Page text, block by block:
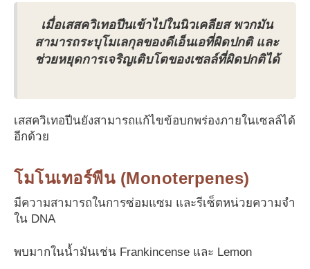
เมื่อเสสควิเทอปีนเข้าไปในนิวเคลียส พวกมัน
สามารถระบุโมเลกุลของดีเอ็นเอที่ผิดปกติ และ
ช่วยหยุดการเจริญเติบโตของเซลล์ที่ผิดปกติได้
เสสควิเทอปีนยังสามารถแก้ไขข้อบกพร่องภายในเซลล์ได้
อีกด้วย
โมโนเทอร์พีน (Monoterpenes)
มีความสามารถในการซ่อมแซม และรีเซ็ตหน่วยความจำ
ใน DNA
พบมากในน้ำมันเช่น Frankincense และ Lemon